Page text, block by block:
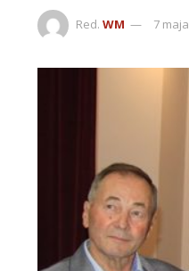
Red. WM 7